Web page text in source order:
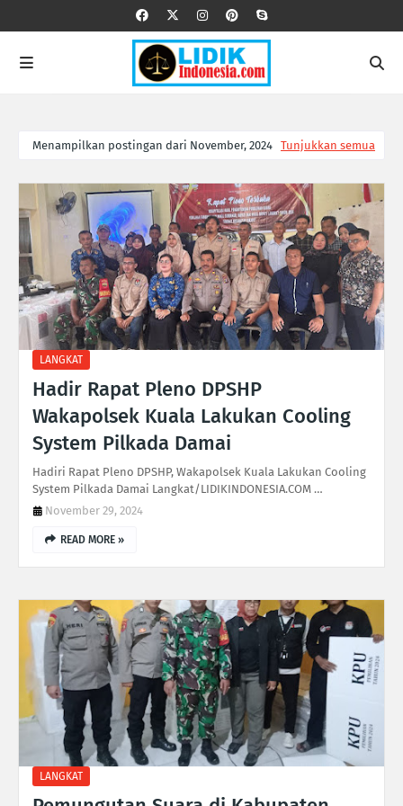
Menampilkan postingan dari November, 2024 Tunjukkan semua
LANGKAT
Hadir Rapat Pleno DPSHP
Wakapolsek Kuala Lakukan Cooling
System Pilkada Damai
Hadiri Rapat Pleno DPSHP, Wakapolsek Kuala Lakukan Cooling
System Pilkada Damai Langkat/LIDIKINDONESIA.COM …
November 29, 2024
READ MORE »
LANGKAT